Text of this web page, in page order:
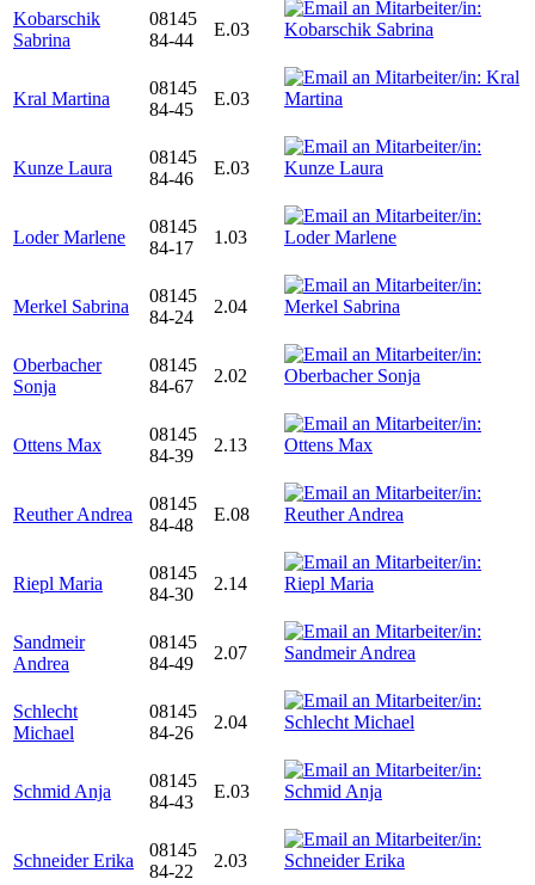
Kobarschik
Sabrina
08145
84-44
E.03
Kral Martina
08145
84-45
E.03
Kunze Laura
08145
84-46
E.03
Loder Marlene
08145
84-17
1.03
Merkel Sabrina
08145
84-24
2.04
Oberbacher
Sonja
08145
84-67
2.02
Ottens Max
08145
84-39
2.13
Reuther Andrea
08145
84-48
E.08
Riepl Maria
08145
84-30
2.14
Sandmeir
Andrea
08145
84-49
2.07
Schlecht
Michael
08145
84-26
2.04
Schmid Anja
08145
84-43
E.03
Schneider Erika
08145
84-22
2.03